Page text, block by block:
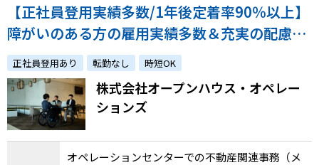
【正社員登用実績多数/1年後定着率90％以上】
障がいのある方の雇用実績多数＆充実の配慮・
フォロー体制で安心！在籍していることを誇り
に思えるような組織を共に作る仲間を募集しま
す！
正社員登用あり 転勤なし 時短OK
株式会社オープンハウス・オペレー
ションズ
オペレーションセンターでの不動産関連事務（メ